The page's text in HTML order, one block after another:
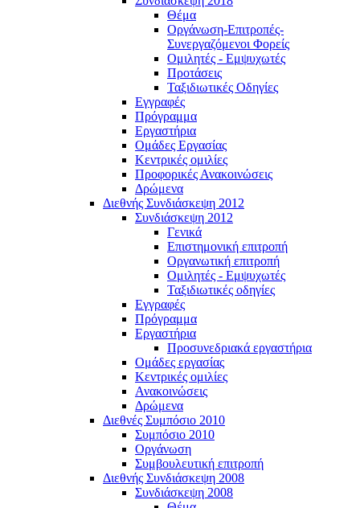
Θέμα
Οργάνωση-Επιτροπές-
Συνεργαζόμενοι Φορείς
Ομιλητές - Εμψυχωτές
Προτάσεις
Ταξιδιωτικές Οδηγίες
Εγγραφές
Πρόγραμμα
Εργαστήρια
Ομάδες Εργασίας
Κεντρικές ομιλίες
Προφορικές Ανακοινώσεις
Δρώμενα
Διεθνής Συνδιάσκεψη 2012
Συνδιάσκεψη 2012
Γενικά
Επιστημονική επιτροπή
Οργανωτική επιτροπή
Ομιλητές - Εμψυχωτές
Ταξιδιωτικές οδηγίες
Εγγραφές
Πρόγραμμα
Εργαστήρια
Προσυνεδριακά εργαστήρια
Ομάδες εργασίας
Κεντρικές ομιλίες
Ανακοινώσεις
Δρώμενα
Διεθνές Συμπόσιο 2010
Συμπόσιο 2010
Οργάνωση
Συμβουλευτική επιτροπή
Διεθνής Συνδιάσκεψη 2008
Συνδιάσκεψη 2008